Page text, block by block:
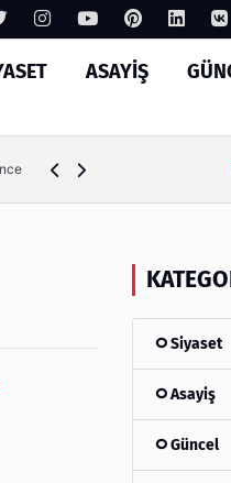
ASAYIŞ
Ambalaj Süreçlerinde
Siyaset
Asayiş
Güncel